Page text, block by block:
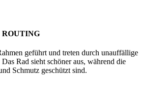
geführt und treten durch unauffällige
Rad sieht schöner aus, während die
Schmutz geschützt sind.